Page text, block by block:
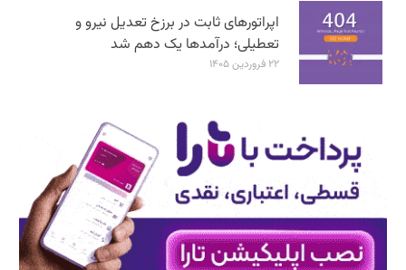
اپراتورهای ثابت در برزخ تعدیل نیرو و
تعطیلی؛ درآمدها یک دهم شد
۲۲ فروردین ۱۴۰۵